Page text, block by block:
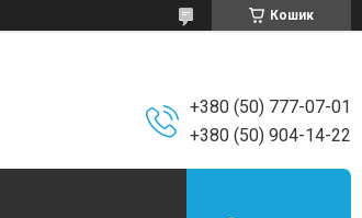
Кошик
+380 (50) 777-07-01
+380 (50) 904-14-22